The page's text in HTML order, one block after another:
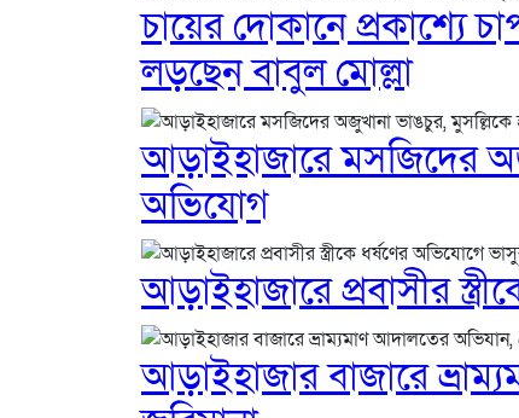
চায়ের দোকানে প্রকাশ্যে
লড়ছেন বাবুল মোল্লা
আড়াইহাজারে মস‌জি‌দের
অভিযোগ
আড়াইহাজারে প্রবাসীর
আড়াইহাজার বাজারে